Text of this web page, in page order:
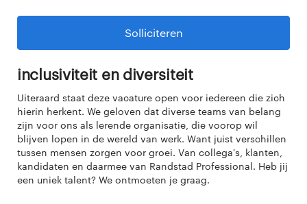
Solliciteren
Inclusiviteit en diversiteit
Uiteraard staat deze vacature open voor iedereen die zich
hierin herkent. We geloven dat diverse teams van belang
zijn voor ons als lerende organisatie, die voorop wil
blijven lopen in de wereld van werk. Want juist verschillen
tussen mensen zorgen voor groei. Van collega's, klanten,
kandidaten en daarmee van Randstad Professional. Heb jij
een uniek talent? We ontmoeten je graag.